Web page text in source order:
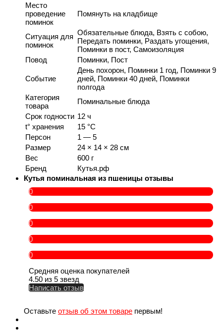
Место
проведение
поминок
Помянуть на кладбище
Ситуация для
поминок
Обязательные блюда, Взять с собою,
Передать поминки, Раздать угощения,
Поминки в пост, Самоизоляция
Повод
Поминки, Пост
Событие
День похорон, Поминки 1 год, Поминки 9
дней, Поминки 40 дней, Поминки
полгода
Категория
товара
Поминальные блюда
Срок годности 12 ч
t° хранения
15 °C
Персон
1 — 5
Размер
24 × 14 × 28 см
Вес
600 г
Бренд
Кутья.рф
Кутья поминальная из пшеницы отзывы
0
0
0
0
0
Средняя оценка покупателей
4.50 из 5 звезд
Написать отзыв
Оставьте отзыв об этом товаре первым!